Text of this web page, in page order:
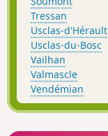
Tressan
Usclas-d'Hérault
Usclas-du-Bosc
Vailhan
Valmascle
Vendémian